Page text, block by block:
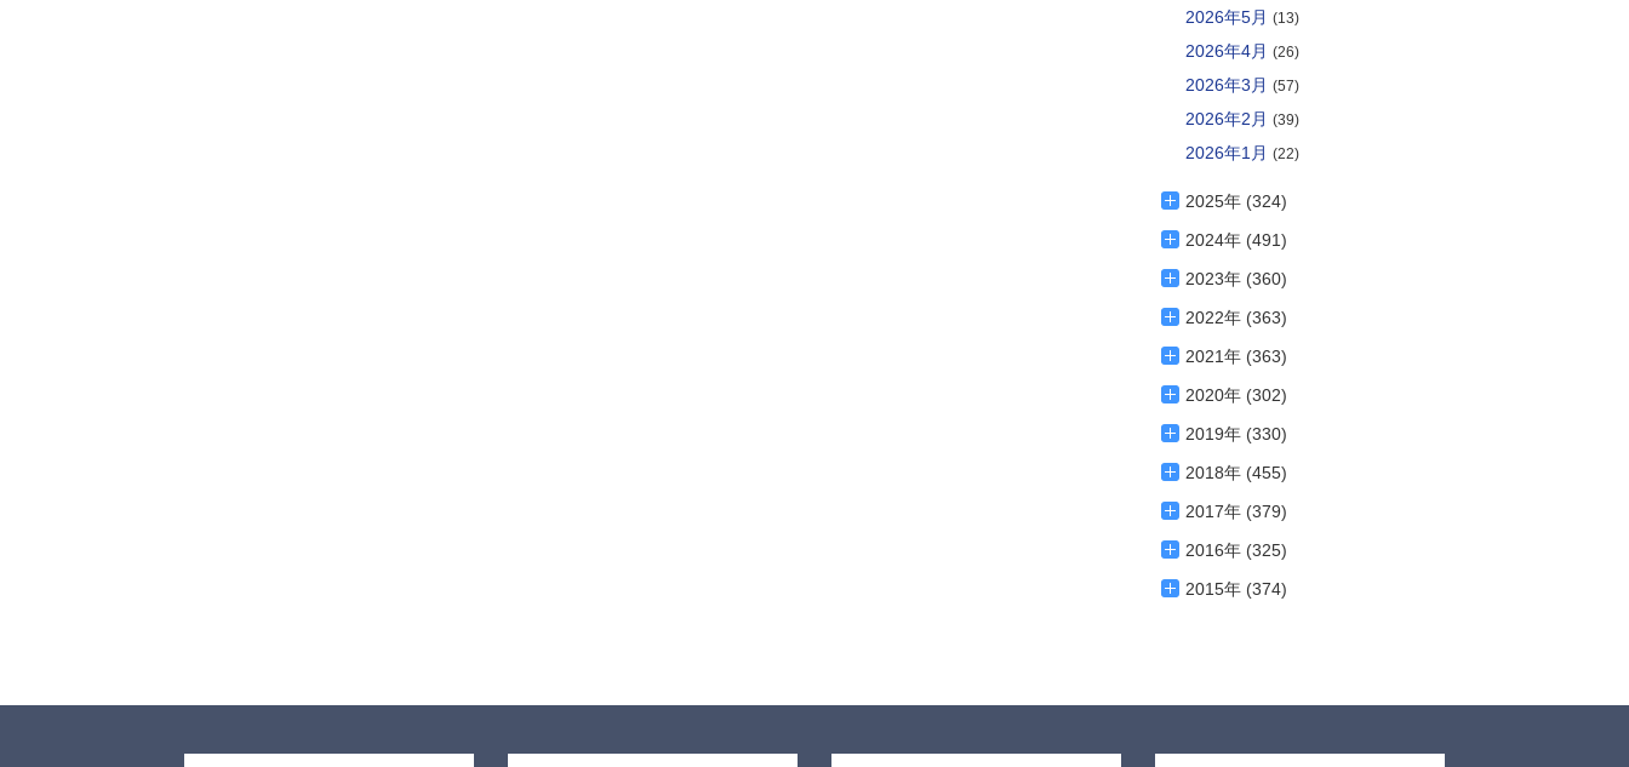
2026年5月 (13)
2026年4月 (26)
2026年3月 (57)
2026年2月 (39)
2026年1月 (22)
2025年 (324)
2024年 (491)
2023年 (360)
2022年 (363)
2021年 (363)
2020年 (302)
2019年 (330)
2018年 (455)
2017年 (379)
2016年 (325)
2015年 (374)